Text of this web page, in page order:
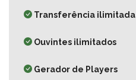
Transferência ilimitada
Ouvintes ilimitados
Gerador de Players